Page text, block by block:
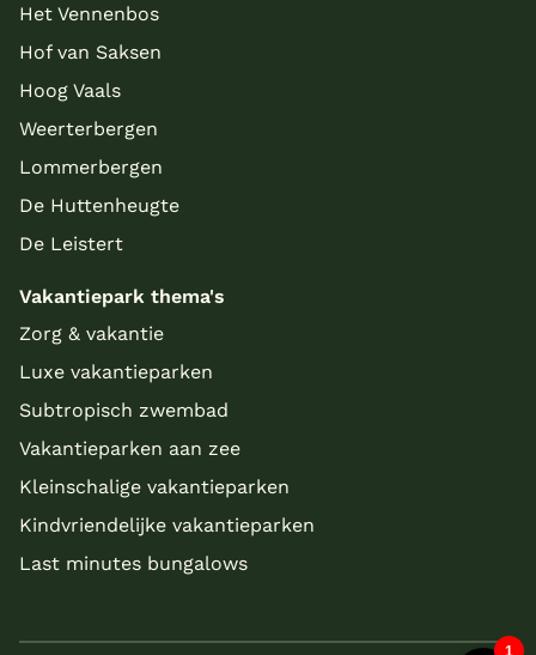
Het Vennenbos
Hof van Saksen
Hoog Vaals
Weerterbergen
Lommerbergen
De Huttenheugte
De Leistert
Vakantiepark thema's
Zorg & vakantie
Luxe vakantieparken
Subtropisch zwembad
Vakantieparken aan zee
Kleinschalige vakantieparken
Kindvriendelijke vakantieparken
Last minutes bungalows